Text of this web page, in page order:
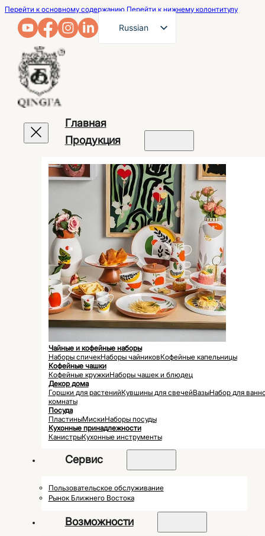
Перейти к основному содержанию Перейти к нижнему колонтитулу
Russian
Portuguese
Japanese
Главная
Продукция
Чайные и кофейные наборы
Наборы спичекНаборы чайниковКофейные капельницы
Кофейные чашки
Кофейные кружкиНаборы чашек и блюдец
Декор дома
Горшки для растенийКувшины для свечейВазыНабор для
комнаты
Посуда
ПластиныМискиНаборы посуды
Кухонные принадлежности
КанистрыКухонные инструменты
Сервис
Пользовательское обслуживание
Рынок Ближнего Востока
Возможности